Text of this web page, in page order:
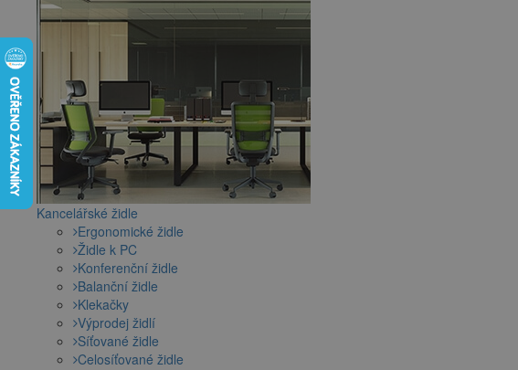
Kancelářské židle
Ergonomické židle
Židle k PC
Konferenční židle
Balanční židle
Klekačky
Výprodej židlí
Síťované židle
Celosíťované židle